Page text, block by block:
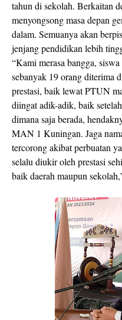
tahun di sekolah. Berkaitan
menyongsong masa depan
dalam. Semuanya akan
jenjang pendidikan lebih
“Kami merasa bangga,
sebanyak 19 orang diterima
prestasi, baik lewat PTUN
diingat adik-adik, baik
dimana saja berada,
MAN 1 Kuningan. Jaga
tercorong akibat perbuatan
selalu diukir oleh prestasi
baik daerah maupun